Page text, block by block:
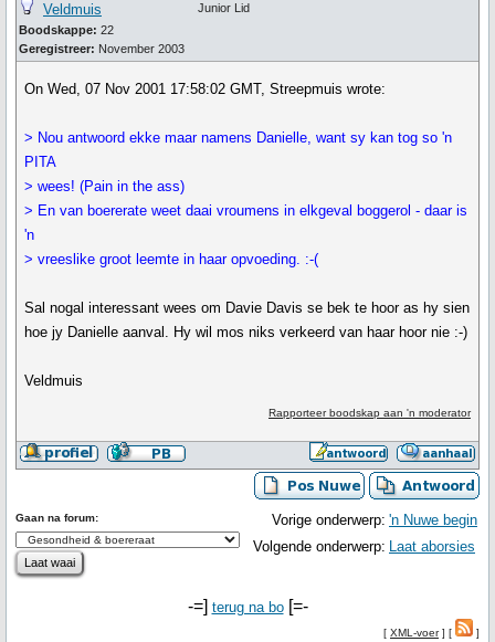
Veldmuis
Boodskappe: 22
Geregistreer: November 2003
Junior Lid
On Wed, 07 Nov 2001 17:58:02 GMT, Streepmuis wrote:
> Nou antwoord ekke maar namens Danielle, want sy kan tog so 'n
PITA
> wees! (Pain in the ass)
> En van boererate weet daai vroumens in elkgeval boggerol - daar is
'n
> vreeslike groot leemte in haar opvoeding. :-(
Sal nogal interessant wees om Davie Davis se bek te hoor as hy sien
hoe jy Danielle aanval. Hy wil mos niks verkeerd van haar hoor nie :-)
Veldmuis
Rapporteer boodskap aan 'n moderator
Vorige onderwerp: 'n Nuwe begin
Volgende onderwerp: Laat aborsies
Gaan na forum:
-=] terug na bo[=-
[ XML-voer] [ ]